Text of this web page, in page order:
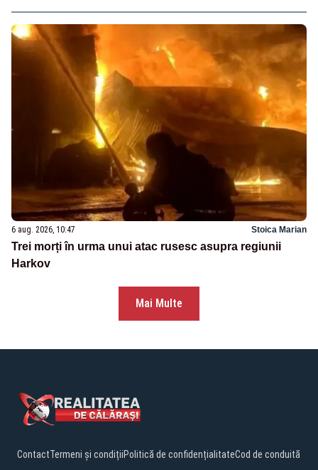
6 aug. 2026, 10:47 Stoica Marian
Trei morți în urma unui atac rusesc asupra regiunii
Harkov
Mai Multe
ContactTermeni și condițiiPolitică de confidențialitateCod de conduită